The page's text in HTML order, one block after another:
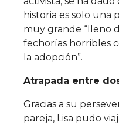
historia es solo una
muy grande “lleno
fechorías horribles
la adopción”.
Atrapada entre
Gracias a su
pareja, Lisa pudo